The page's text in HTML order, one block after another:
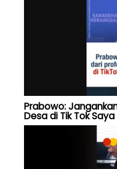
Prabowo:
Desa di Tik Tok